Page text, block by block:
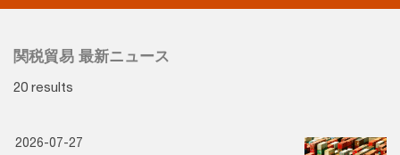
関税貿易 最新ニュース
20 results
2026-07-27